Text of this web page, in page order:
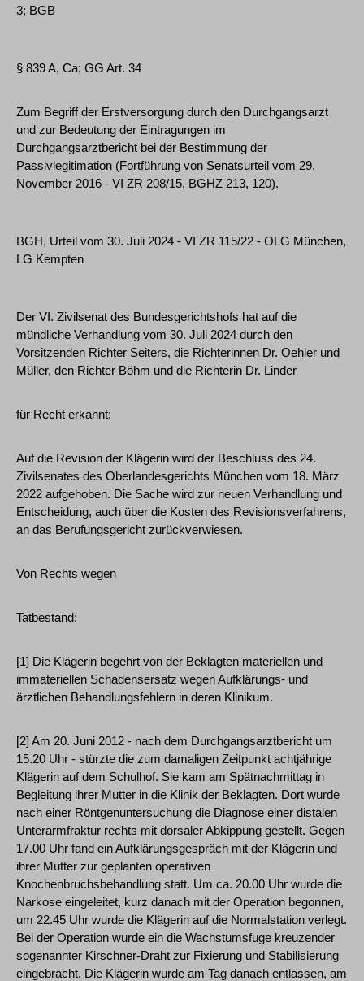
3; BGB
§ 839 A, Ca; GG Art. 34
Zum Begriff der Erstversorgung durch den Durchgangsarzt
und zur Bedeutung der Eintragungen im
Durchgangsarztbericht bei der Bestimmung der
Passivlegitimation (Fortführung von Senatsurteil vom 29.
November 2016 - VI ZR 208/15, BGHZ 213, 120).
BGH, Urteil vom 30. Juli 2024 - VI ZR 115/22 - OLG München,
LG Kempten
Der VI. Zivilsenat des Bundesgerichtshofs hat auf die
mündliche Verhandlung vom 30. Juli 2024 durch den
Vorsitzenden Richter Seiters, die Richterinnen Dr. Oehler und
Müller, den Richter Böhm und die Richterin Dr. Linder
für Recht erkannt:
Auf die Revision der Klägerin wird der Beschluss des 24.
Zivilsenates des Oberlandesgerichts München vom 18. März
2022 aufgehoben. Die Sache wird zur neuen Verhandlung und
Entscheidung, auch über die Kosten des Revisionsverfahrens,
an das Berufungsgericht zurückverwiesen.
Von Rechts wegen
Tatbestand:
[1] Die Klägerin begehrt von der Beklagten materiellen und
immateriellen Schadensersatz wegen Aufklärungs- und
ärztlichen Behandlungsfehlern in deren Klinikum.
[2] Am 20. Juni 2012 - nach dem Durchgangsarztbericht um
15.20 Uhr - stürzte die zum damaligen Zeitpunkt achtjährige
Klägerin auf dem Schulhof. Sie kam am Spätnachmittag in
Begleitung ihrer Mutter in die Klinik der Beklagten. Dort wurde
nach einer Röntgenuntersuchung die Diagnose einer distalen
Unterarmfraktur rechts mit dorsaler Abkippung gestellt. Gegen
17.00 Uhr fand ein Aufklärungsgespräch mit der Klägerin und
ihrer Mutter zur geplanten operativen
Knochenbruchsbehandlung statt. Um ca. 20.00 Uhr wurde die
Narkose eingeleitet, kurz danach mit der Operation begonnen,
um 22.45 Uhr wurde die Klägerin auf die Normalstation verlegt.
Bei der Operation wurde ein die Wachstumsfuge kreuzender
sogenannter Kirschner-Draht zur Fixierung und Stabilisierung
eingebracht. Die Klägerin wurde am Tag danach entlassen, am